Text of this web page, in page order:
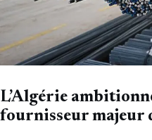
L’Algérie
fournisseur majeur